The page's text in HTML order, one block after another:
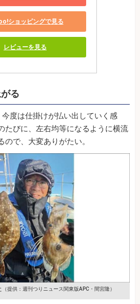
ショッピングで見る
レビューを見る
る
度は仕掛けが払い出していく感
たびに、左右均等になるように横流
ので、大変ありがたい。
（提供：週刊つりニュース関東版APC・間宮隆）